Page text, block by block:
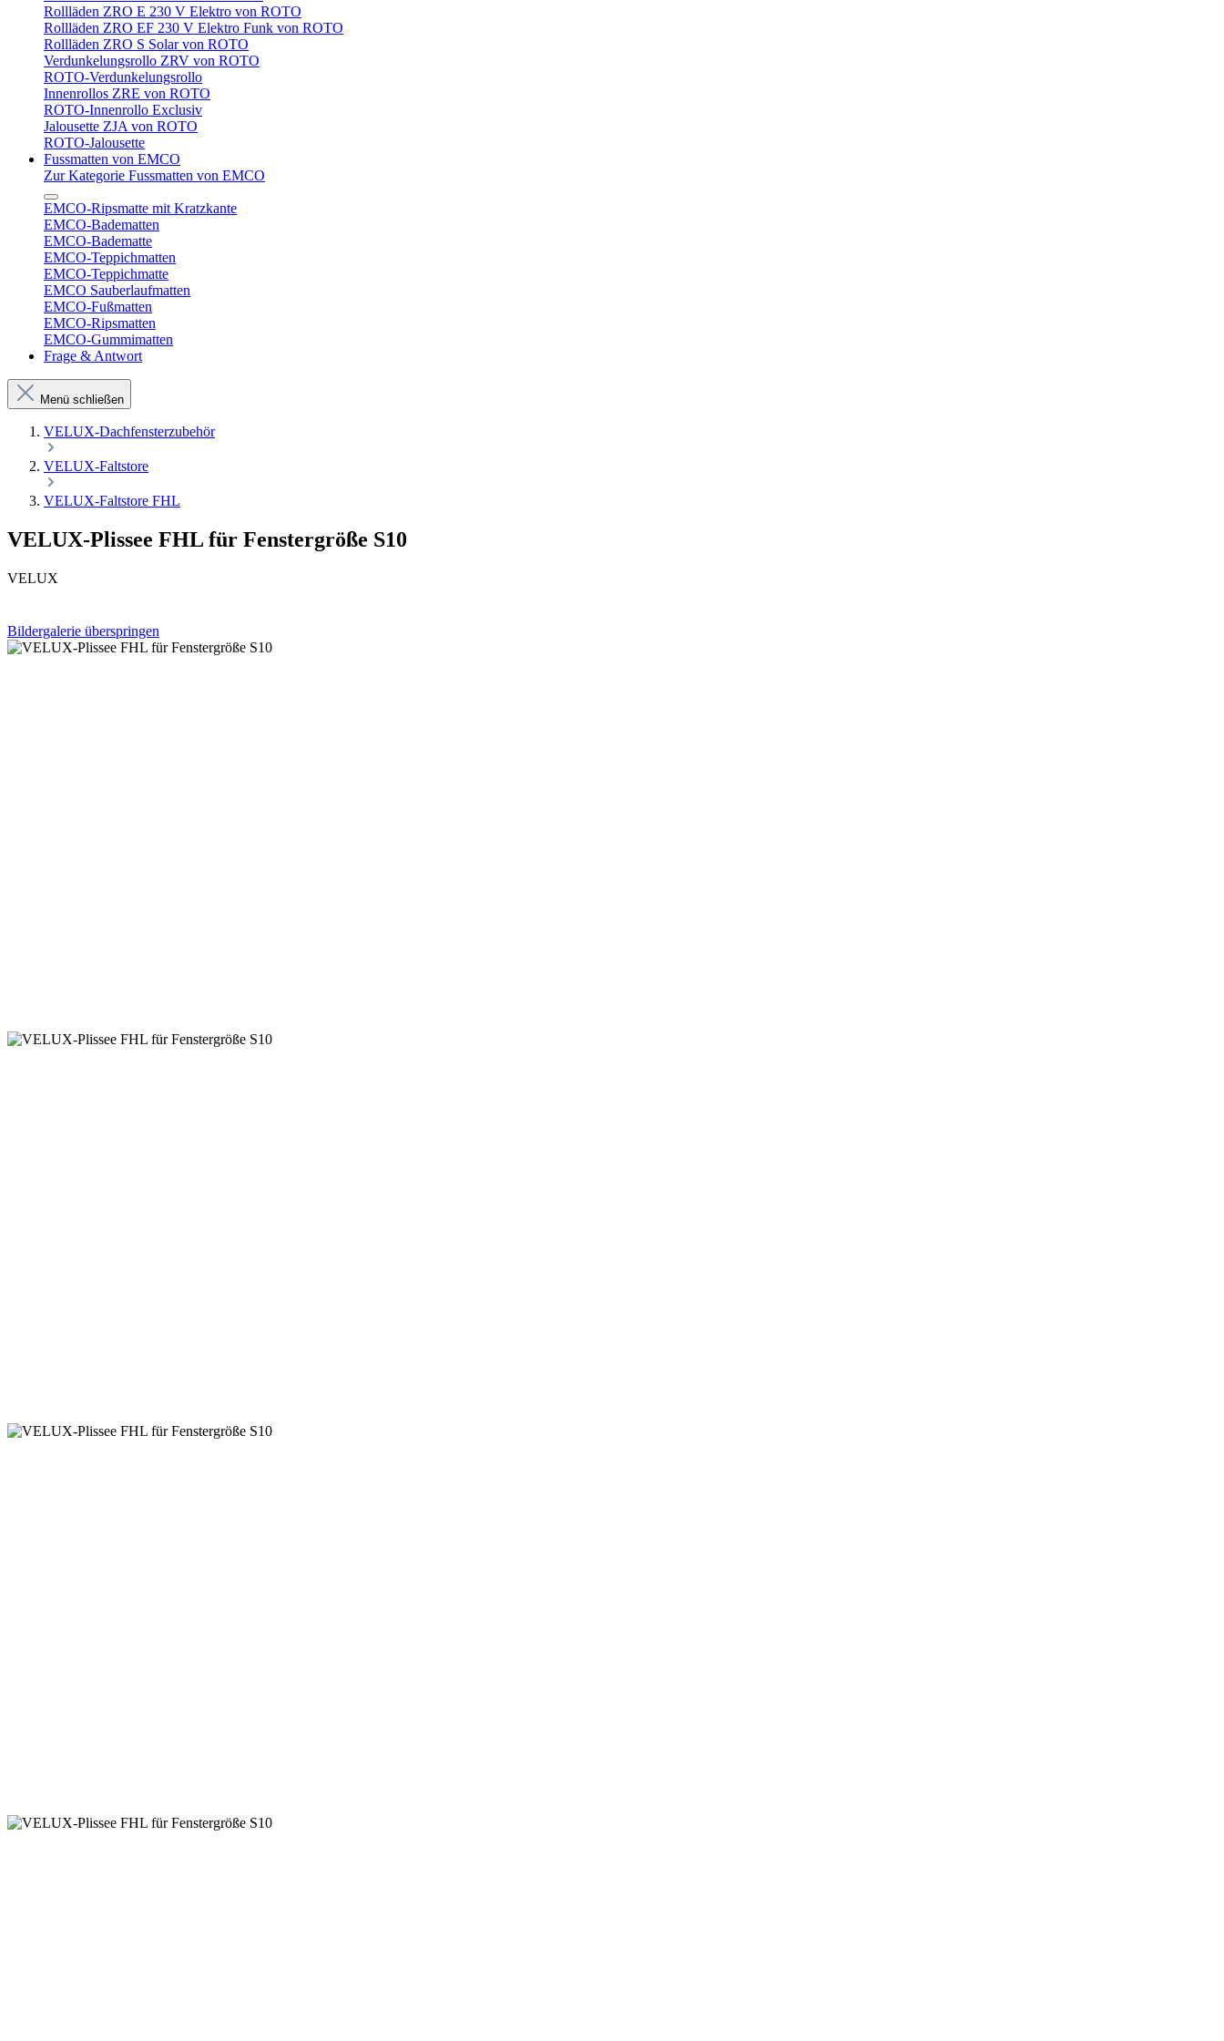
Rollläden ZRO E 230 V Elektro von ROTO
Rollläden ZRO EF 230 V Elektro Funk von ROTO
Rollläden ZRO S Solar von ROTO
Verdunkelungsrollo ZRV von ROTO
ROTO-Verdunkelungsrollo
Innenrollos ZRE von ROTO
ROTO-Innenrollo Exclusiv
Jalousette ZJA von ROTO
ROTO-Jalousette
Fussmatten von EMCO
Zur Kategorie Fussmatten von EMCO
EMCO-Ripsmatte mit Kratzkante
EMCO-Badematten
EMCO-Badematte
EMCO-Teppichmatten
EMCO-Teppichmatte
EMCO Sauberlaufmatten
EMCO-Fußmatten
EMCO-Ripsmatten
EMCO-Gummimatten
Frage & Antwort
Menü schließen
VELUX-Dachfensterzubehör
VELUX-Faltstore
VELUX-Faltstore FHL
VELUX-Plissee FHL für Fenstergröße S10
VELUX
Bildergalerie überspringen